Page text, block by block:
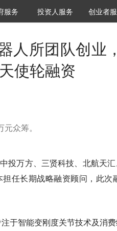
之窗
服务 VClub投资机构库
投资机构职位推介
投资人服务 创投氪
创业者
人所团队创业
使轮融资
众筹。
投万方、三贤科技、北航天
任长期战略融资顾问，此
于智能变刚度关节技术及消